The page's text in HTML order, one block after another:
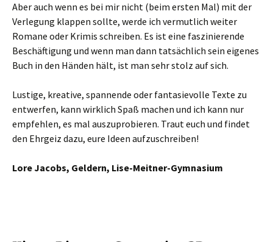
Aber auch wenn es bei mir nicht (beim ersten Mal) mit der
Verlegung klappen sollte, werde ich vermutlich weiter
Romane oder Krimis schreiben. Es ist eine faszinierende
Beschäftigung und wenn man dann tatsächlich sein eigenes
Buch in den Händen hält, ist man sehr stolz auf sich.
Lustige, kreative, spannende oder fantasievolle Texte zu
entwerfen, kann wirklich Spaß machen und ich kann nur
empfehlen, es mal auszuprobieren. Traut euch und findet
den Ehrgeiz dazu, eure Ideen aufzuschreiben!
Lore Jacobs, Geldern, Lise-Meitner-Gymnasium